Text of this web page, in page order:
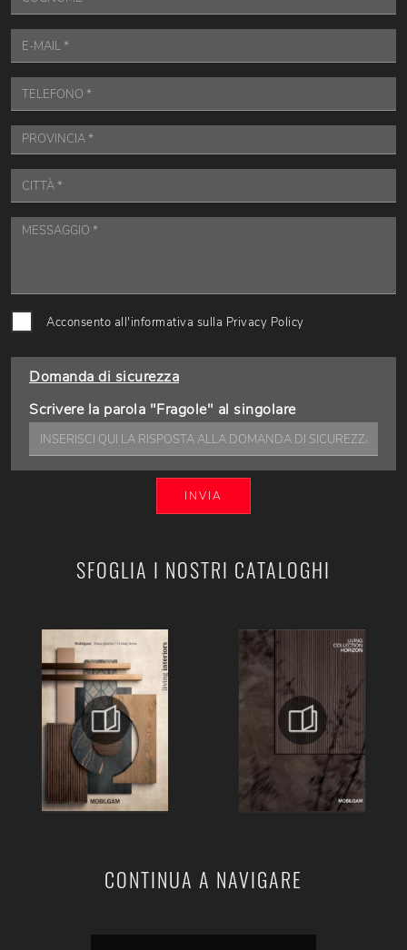
SFOGLIA I NOSTRI CATALOGHI
CONTINUA A NAVIGARE
Acconsento all'informativa sulla Privacy Policy
Domanda di sicurezza
Scrivere la parola "Fragole" al singolare
INVIA